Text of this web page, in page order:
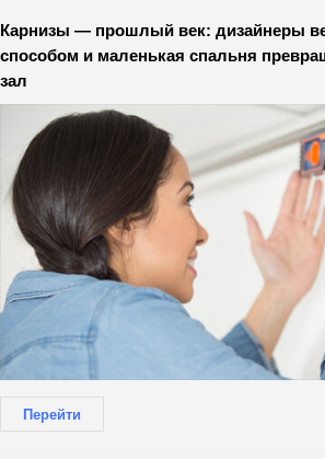
Карнизы — прошлый век: дизайнеры
способом и маленькая спальня
зал
Перейти